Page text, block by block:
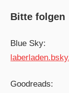
Bitte folgen
Blue Sky:
Goodreads: